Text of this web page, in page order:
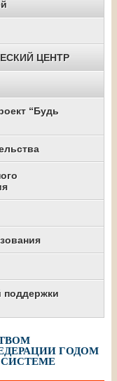
ЦЕНТР
“Будь
поддержки
ГОДОМ